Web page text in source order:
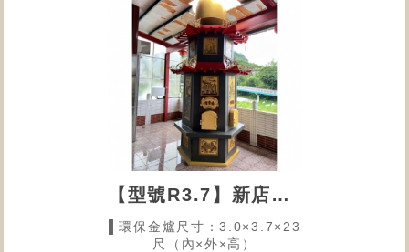
【型號R3.7】新店南青宮的環保金爐
▌環保金爐尺寸：3.0×3.7×23
尺（內×外×高）